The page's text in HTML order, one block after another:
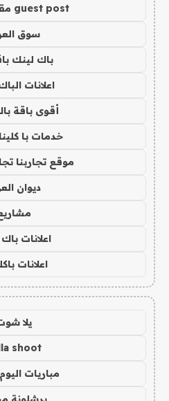
guest post مقال ضيف
سوق
باك لينك
اعلانات
أقوى باقة
خدمات با كلينك
موقع تجاربنا
ديوان
اعلانات
اعلانات
يلا
shoot
مباريات